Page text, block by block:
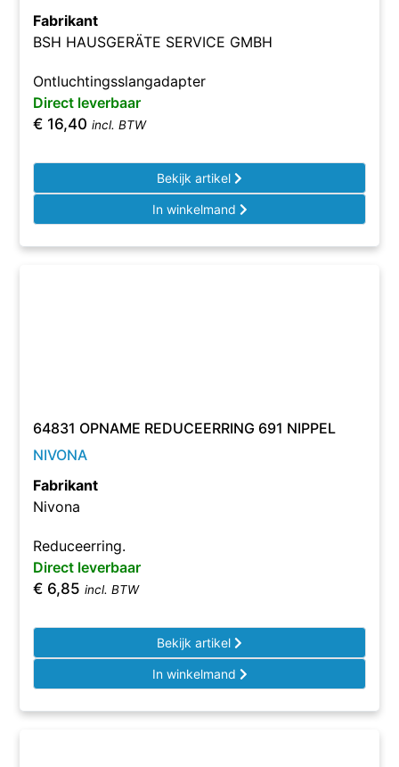
Fabrikant
BSH HAUSGERÄTE SERVICE GMBH
Ontluchtingsslangadapter
Direct leverbaar
€ 16,40 incl. BTW
Bekijk artikel
In winkelmand
64831 OPNAME REDUCEERRING 691 NIPPEL
NIVONA
Fabrikant
Nivona
Reduceerring.
Direct leverbaar
€ 6,85 incl. BTW
Bekijk artikel
In winkelmand